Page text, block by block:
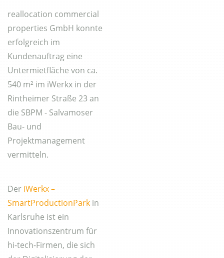
reallocation commercial
properties GmbH konnte
erfolgreich im
Kundenauftrag eine
Untermietfläche von ca.
540 m² im iWerkx in der
Rintheimer Straße 23 an
die SBPM - Salvamoser
Bau- und
Projektmanagement
vermitteln.
Der iWerkx –
SmartProductionPark in
Karlsruhe ist ein
Innovationszentrum für
hi-tech-Firmen, die sich